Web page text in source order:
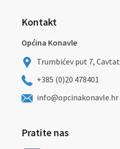
Kontakt
Općina Konavle
Trumbićev put 7, Cavtat
+385 (0)20 478401
info@opcinakonavle.hr
Pratite nas